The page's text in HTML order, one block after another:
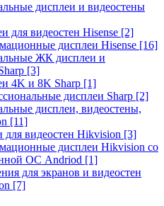
дисплеи и видеостены
для видеостен Hisense [2]
дисплеи Hisense [16]
ЖК дисплеи и
[3]
4K и 8K Sharp [1]
дисплеи Sharp [2]
дисплеи, видеостены,
[11]
для видеостен Hikvision [3]
дисплеи Hikvision со
ОС Andriod [1]
для экранов и видеостен
[7]